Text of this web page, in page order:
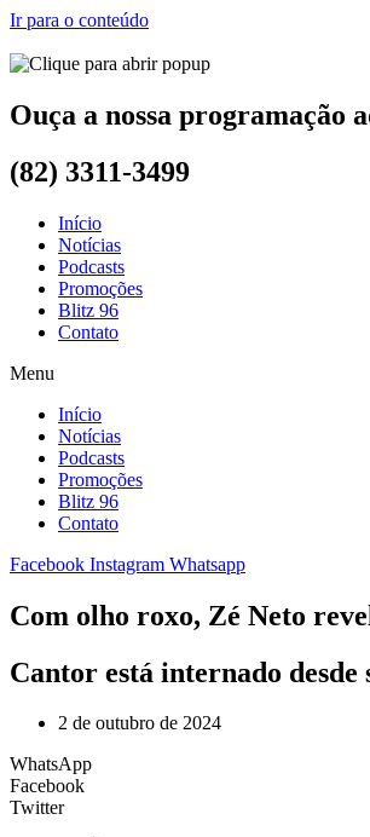
Ir para o conteúdo
Ouça a nossa programação
(82) 3311-3499
Início
Notícias
Podcasts
Promoções
Blitz 96
Contato
Menu
Início
Notícias
Podcasts
Promoções
Blitz 96
Contato
Facebook Instagram Whatsapp
Com olho roxo, Zé Neto
Cantor está internado
2 de outubro de 2024
WhatsApp
Facebook
Twitter